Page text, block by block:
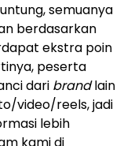
semuanya
berdasarkan
ekstra poin
peserta
dari brandlain
video/reels, jadi
lebih
kami di